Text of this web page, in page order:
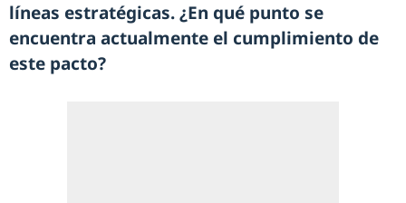
líneas estratégicas. ¿En qué punto se
encuentra actualmente el cumplimiento de
este pacto?